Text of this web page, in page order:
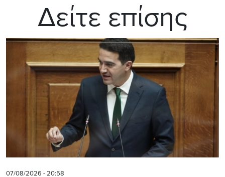
Δείτε επίσης
07/08/2026 - 20:58